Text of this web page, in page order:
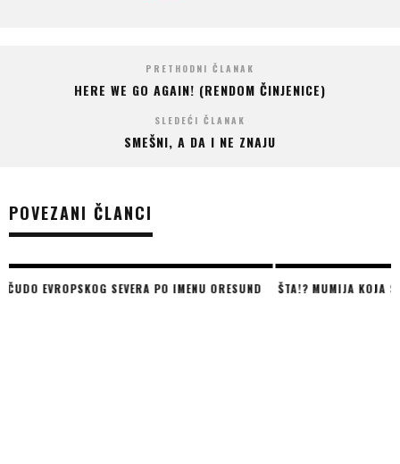
PRETHODNI ČLANAK
HERE WE GO AGAIN! (RENDOM ČINJENICE)
SLEDEĆI ČLANAK
SMEŠNI, A DA I NE ZNAJU
POVEZANI ČLANCI
ŠTA!? MUMIJA KOJA SE OKREĆE!?